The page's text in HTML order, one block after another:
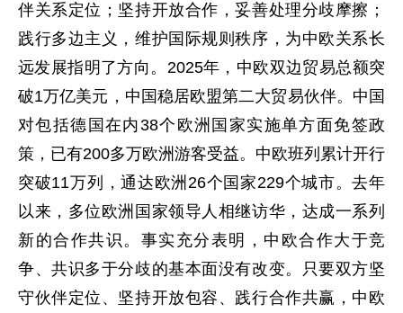
伴关系定位；坚持开放合作，妥善处理分歧摩擦；
践行多边主义，维护国际规则秩序，为中欧关系长
远发展指明了方向。 2025年，中欧双边贸易总额突
破1万亿美元，中国稳居欧盟第二大贸易伙伴。中国
对包括德国在内38个欧洲国家实施单方面免签政
策，已有200多万欧洲游客受益。中欧班列累计开行
突破11万列，通达欧洲26个国家229个城市。去年
以来，多位欧洲国家领导人相继访华，达成一系列
新的合作共识。事实充分表明，中欧合作大于竞
争、共识多于分歧的基本面没有改变。只要双方坚
守伙伴定位、坚持开放包容、践行合作共赢，中欧